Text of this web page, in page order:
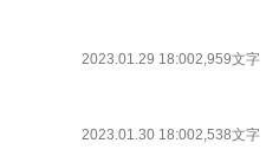
2023.01.29 18:002,959文字
2023.01.30 18:002,538文字